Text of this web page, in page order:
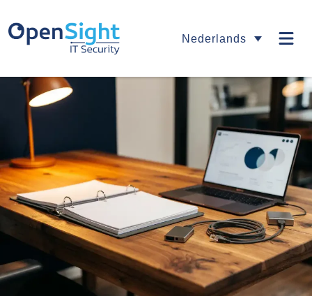
Nederlands